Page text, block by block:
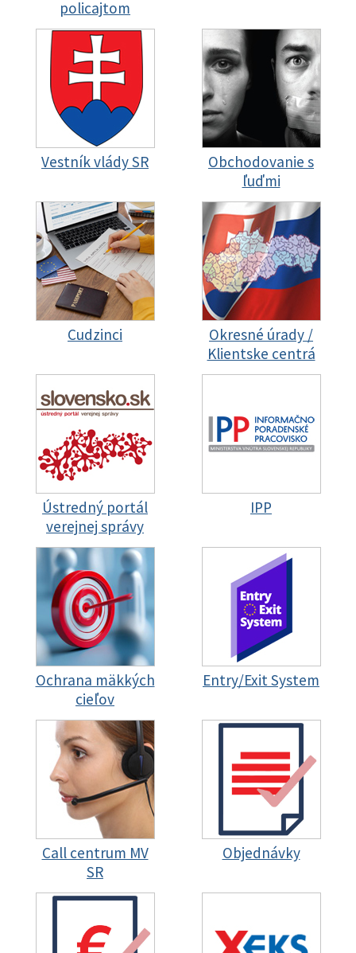
policajtom
Vestník vlády SR
Obchodovanie s
ľuďmi
Cudzinci
Okresné úrady /
Klientske centrá
Ústredný portál
verejnej správy
IPP
Ochrana mäkkých
cieľov
Entry/Exit System
Call centrum MV
SR
Objednávky